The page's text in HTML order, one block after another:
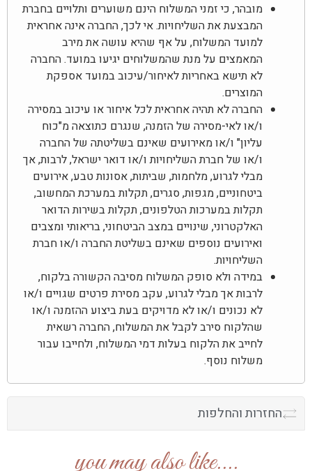
החזרות והחלפות
מובהר, כי זמני המשלוח הינם משוערים ותלויים בחברת
המבצעת את השליחויות. אי לכך, החברה אינה אחראית
למועד המשלוח, על אף שהיא עושה את מירב
המאמצים על מנת שהמשלוחים יגיעו במועד. החברה
לא תישא באחריות לאיחור/עיכוב במועד אספקת
המוצרים.
החברה לא תהיה אחראית לכל איחור או עיכוב במסירה
ו/או לאי-מסירה של הזמנה, שנגרם כתוצאה מ"כוח
עליון" ו/או מאירועים שאינם בשליטתה של החברה
ו/או של חברת השליחויות ו/או דואר ישראל, לרבות, אך
מבלי לגרוע, מלחמות, שביתות, אסונות טבע, אירועים
ביטחוניים, מגפות, סגרים, תקלות במערכת המחשוב,
תקלות במערכות הטלפונים, תקלות בשירות הדואר
האלקטרוני, שינויים במצב הביטחוני, בריאותי ומצבים
ואירועים נוספים שאינם בשליטת החברה ו/או חברת
השליחויות.
במידה ולא סופק המשלוח מסיבה הקשורה בלקוח,
לרבות אך מבלי לגרוע, עקב מסירת פרטים שגויים ו/או
לא נכונים ו/או לא מדויקים בעת ביצוע ההזמנה ו/או
שהלקוח סירב לקבל את המשלוח, החברה רשאית
לחייב את הלקוח בעלות דמי המשלוח, ולחייבו עבור
משלוח נוסף.
....you may also like